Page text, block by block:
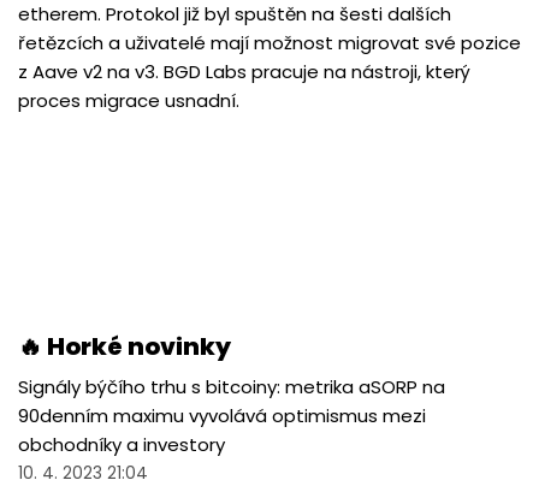
etherem. Protokol již byl spuštěn na šesti dalších
řetězcích a uživatelé mají možnost migrovat své pozice
z Aave v2 na v3. BGD Labs pracuje na nástroji, který
proces migrace usnadní.
🔥 Horké novinky
Signály býčího trhu s bitcoiny: metrika aSORP na
90denním maximu vyvolává optimismus mezi
obchodníky a investory
10. 4. 2023 21:04